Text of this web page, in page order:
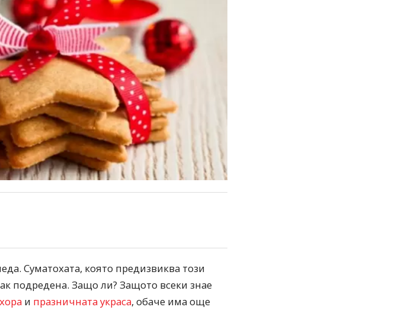
Суматохата, която предизвиква този
подредена. Защо ли? Защото всеки знае
и празничната украса, обаче има още